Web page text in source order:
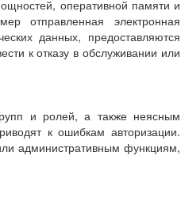
оперативной памяти и
отправленная электронная
данных, предоставляются
к отказу в обслуживании или
и ролей, а также неясным
к ошибкам авторизации.
административным функциям,